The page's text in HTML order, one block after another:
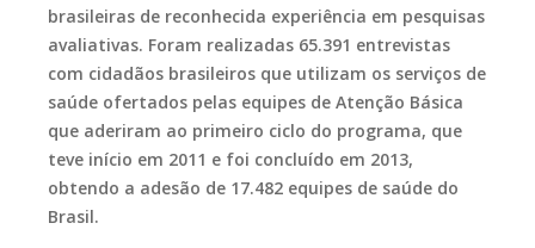
brasileiras de reconhecida experiência em pesquisas
avaliativas. Foram realizadas 65.391 entrevistas
com cidadãos brasileiros que utilizam os serviços de
saúde ofertados pelas equipes de Atenção Básica
que aderiram ao primeiro ciclo do programa, que
teve início em 2011 e foi concluído em 2013,
obtendo a adesão de 17.482 equipes de saúde do
Brasil.